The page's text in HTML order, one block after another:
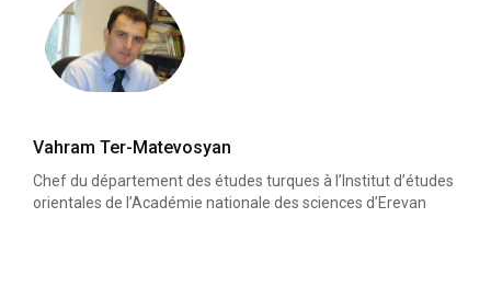
Vahram Ter-Matevosyan
Chef du département des études turques à l’Institut d’études
orientales de l’Académie nationale des sciences d’Erevan